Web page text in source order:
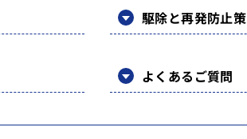
駆除と再発防止策
よくあるご質問